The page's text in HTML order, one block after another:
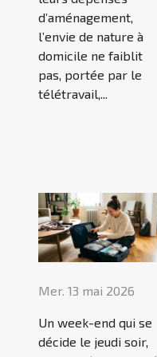
d’aménagement,
l’envie de nature à
domicile ne faiblit
pas, portée par le
télétravail,...
Mer. 13 mai 2026
Un week-end qui se
décide le jeudi soir,